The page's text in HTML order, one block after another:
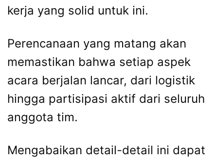
kerja yang solid untuk ini.
Perencanaan yang matang akan
memastikan bahwa setiap aspek
acara berjalan lancar, dari logistik
hingga partisipasi aktif dari seluruh
anggota tim.
Mengabaikan detail-detail ini dapat